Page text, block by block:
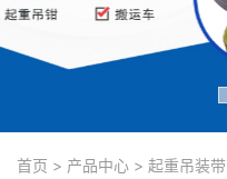
首页 > 产品中心 > 起重吊装带